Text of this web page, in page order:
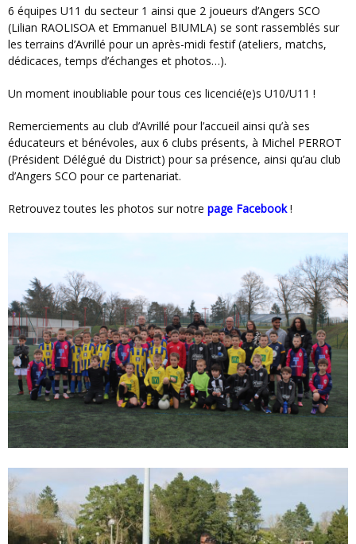
6 équipes U11 du secteur 1 ainsi que 2 joueurs d’Angers SCO
(Lilian RAOLISOA et Emmanuel BIUMLA) se sont rassemblés sur
les terrains d’Avrillé pour un après-midi festif (ateliers, matchs,
dédicaces, temps d’échanges et photos…).
Un moment inoubliable pour tous ces licencié(e)s U10/U11 !
Remerciements au club d’Avrillé pour l’accueil ainsi qu’à ses
éducateurs et bénévoles, aux 6 clubs présents, à Michel PERROT
(Président Délégué du District) pour sa présence, ainsi qu’au club
d’Angers SCO pour ce partenariat.
Retrouvez toutes les photos sur notre page Facebook!